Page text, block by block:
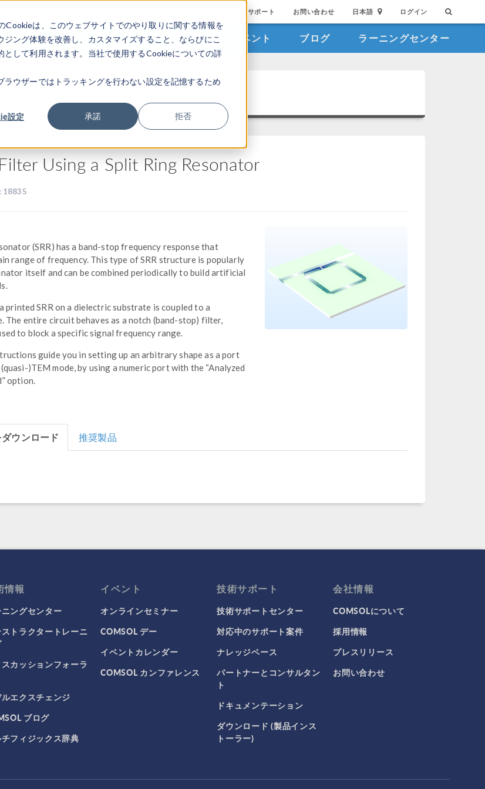
は、このウェブサイトでのやり取りに関する情報を
ング体験を改善し、カスタマイズすること、ならびにこ
して利用されます。当社で使用するCookieについての詳
ウザーではトラッキングを行わない設定を記憶するため
設定 承諾 拒否
サポート お問い合わせ 日本語 ログイン
製品 業界 ビデオギャラリ イベント ブログ ラーニングセンター
Using a Split Ring Resonator
18835
(SRR) has a band-stop frequency response that
range of frequency. This type of SRR structure is popularly
itself and can be combined periodically to build artificial
printed SRR on a dielectric substrate is coupled to a
The entire circuit behaves as a notch (band-stop) filter,
to block a specific signal frequency range.
guide you in setting up an arbitrary shape as a port
)TEM mode, by using a numeric port with the “Analyzed
option.
ウンロード 推奨製品
情報
ングセンター
トラクタートレーニ
カッションフォーラ
エクスチェンジ
ブログ
フィジックス辞典
イベント
オンラインセミナー
COMSOL デー
イベントカレンダー
COMSOL カンファレンス
技術サポート
技術サポートセンター
対応中のサポート案件
ナレッジベース
パートナーとコンサルタン
ト
ドキュメンテーション
ダウンロード (製品インス
トーラー)
会社情報
COMSOLについて
採用情報
プレスリリース
お問い合わせ